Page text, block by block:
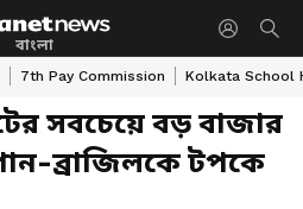
বাংলা
7th Pay Commission Kolkata School
সবচেয়ে বড় বাজার
ব্রাজিলকে টপকে